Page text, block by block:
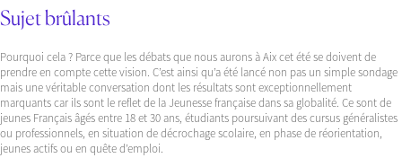
Sujet brûlants
Pourquoi cela ? Parce que les débats que nous aurons à Aix cet été se doivent de
prendre en compte cette vision. C’est ainsi qu’a été lancé non pas un simple sondage
mais une véritable conversation dont les résultats sont exceptionnellement
marquants car ils sont le reflet de la Jeunesse française dans sa globalité. Ce sont de
jeunes Français âgés entre 18 et 30 ans, étudiants poursuivant des cursus généralistes
ou professionnels, en situation de décrochage scolaire, en phase de réorientation,
jeunes actifs ou en quête d’emploi.